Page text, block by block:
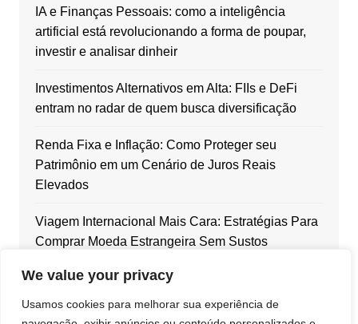
We value your privacy
Usamos cookies para melhorar sua experiência de
IA e Finanças Pessoais: como a inteligência
artificial está revolucionando a forma de poupar,
investir e analisar dinheir
Investimentos Alternativos em Alta: FIIs e DeFi
entram no radar de quem busca diversificação
Renda Fixa e Inflação: Como Proteger seu
Patrimônio em um Cenário de Juros Reais
Elevados
Viagem Internacional Mais Cara: Estratégias Para
Comprar Moeda Estrangeira Sem Sustos
Dólar em Alta: Como Blindar Seu Patrimônio com
Ativos Internacionais